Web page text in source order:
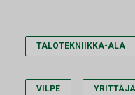
TALOTEKNIIKKA-ALA
VILPE